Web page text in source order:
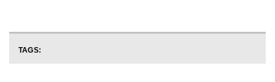
TAGS: